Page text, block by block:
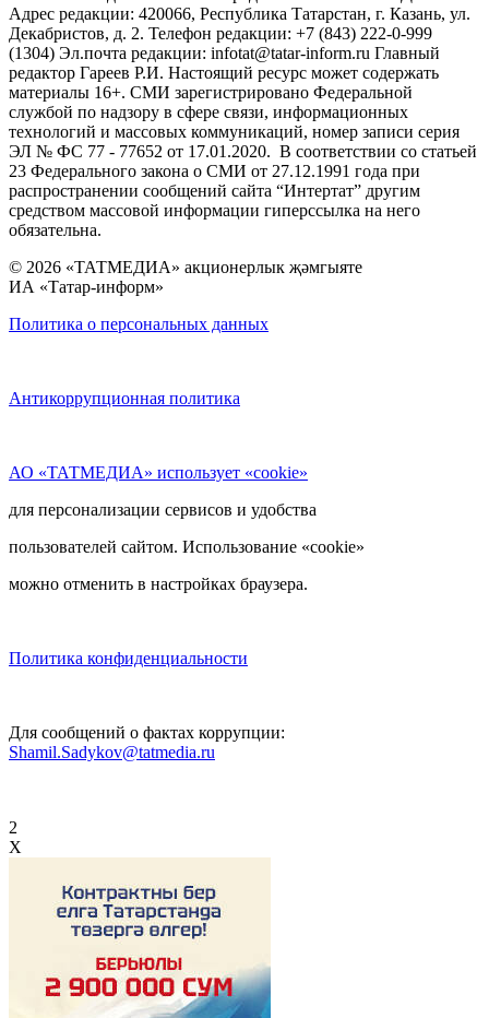
Адрес редакции: 420066, Республика Татарстан, г. Казань, ул.
Декабристов, д. 2. Телефон редакции: +7 (843) 222-0-999
(1304) Эл.почта редакции: infotat@tatar-inform.ru Главный
редактор Гареев Р.И. Настоящий ресурс может содержать
материалы 16+. СМИ зарегистрировано Федеральной
службой по надзору в сфере связи, информационных
технологий и массовых коммуникаций, номер записи серия
ЭЛ № ФС 77 - 77652 от 17.01.2020. В соответствии со статьей
23 Федерального закона о СМИ от 27.12.1991 года при
распространении сообщений сайта “Интертат” другим
средством массовой информации гиперссылка на него
обязательна.
© 2026 «ТАТМЕДИА» акционерлык җәмгыяте
ИА «Татар-информ»
Политика о персональных данных
Антикоррупционная политика
АО «ТАТМЕДИА» использует «cookie»
для персонализации сервисов и удобства
пользователей сайтом. Использование «cookie»
можно отменить в настройках браузера.
Политика конфиденциальности
Для сообщений о фактах коррупции:
Shamil.Sadykov@tatmedia.ru
2
X